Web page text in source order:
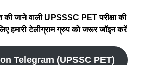
की जाने वाली UPSSSC PET परीक्षा की
हमारी टेलीग्राम ग्रुप को जरूर जॉइन करें
Telegram (UPSSC PET)